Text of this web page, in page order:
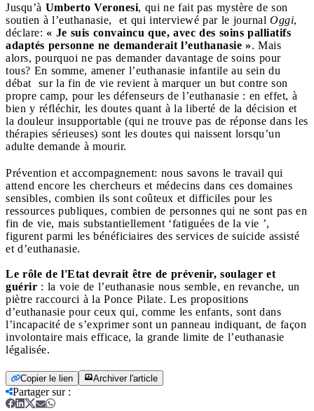
Jusqu’à Umberto Veronesi, qui ne fait pas mystère de son
soutien à l’euthanasie, et qui interviewé par le journal Oggi,
déclare: « Je suis convaincu que, avec des soins palliatifs
adaptés personne ne demanderait l’euthanasie ». Mais
alors, pourquoi ne pas demander davantage de soins pour
tous? En somme, amener l’euthanasie infantile au sein du
débat sur la fin de vie revient à marquer un but contre son
propre camp, pour les défenseurs de l’euthanasie : en effet, à
bien y réfléchir, les doutes quant à la liberté de la décision et
la douleur insupportable (qui ne trouve pas de réponse dans les
thérapies sérieuses) sont les doutes qui naissent lorsqu’un
adulte demande à mourir.
Prévention et accompagnement: nous savons le travail qui
attend encore les chercheurs et médecins dans ces domaines
sensibles, combien ils sont coûteux et difficiles pour les
ressources publiques, combien de personnes qui ne sont pas en
fin de vie, mais substantiellement ‘fatiguées de la vie ’,
figurent parmi les bénéficiaires des services de suicide assisté
et d’euthanasie.
Le rôle de l'Etat devrait être de prévenir, soulager et
guérir : la voie de l’euthanasie nous semble, en revanche, un
piètre raccourci à la Ponce Pilate. Les propositions
d’euthanasie pour ceux qui, comme les enfants, sont dans
l’incapacité de s’exprimer sont un panneau indiquant, de façon
involontaire mais efficace, la grande limite de l’euthanasie
légalisée.
Copier le lien Archiver l'article
Partager sur: